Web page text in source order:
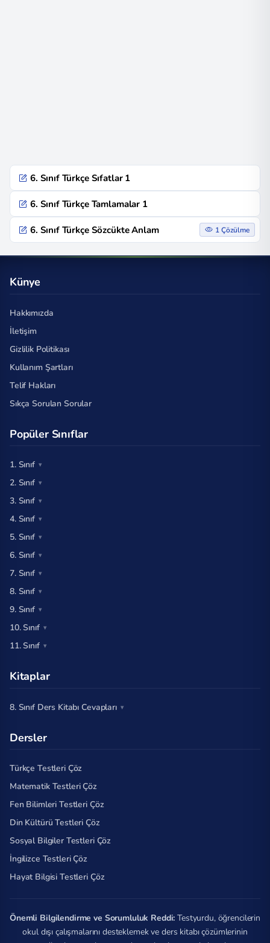
6. Sınıf Türkçe Sıfatlar 1
6. Sınıf Türkçe Tamlamalar 1
6. Sınıf Türkçe Sözcükte Anlam 1 Çözülme
Künye
Hakkımızda
İletişim
Gizlilik Politikası
Kullanım Şartları
Telif Hakları
Sıkça Sorulan Sorular
Popüler Sınıflar
1. Sınıf
2. Sınıf
3. Sınıf
4. Sınıf
5. Sınıf
6. Sınıf
7. Sınıf
8. Sınıf
9. Sınıf
10. Sınıf
11. Sınıf
Kitaplar
8. Sınıf Ders Kitabı Cevapları
Dersler
Türkçe Testleri Çöz
Matematik Testleri Çöz
Fen Bilimleri Testleri Çöz
Din Kültürü Testleri Çöz
Sosyal Bilgiler Testleri Çöz
İngilizce Testleri Çöz
Hayat Bilgisi Testleri Çöz
Önemli Bilgilendirme ve Sorumluluk Reddi: Testyurdu, öğrencilerin
okul dışı çalışmalarını desteklemek ve ders kitabı çözümlerinin